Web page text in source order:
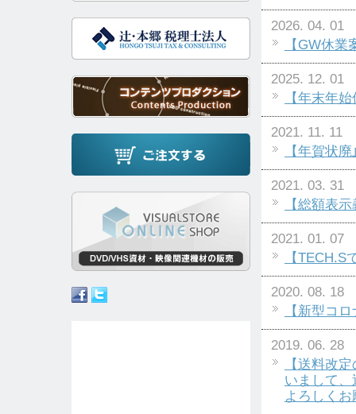
2026. 04. 01
【GW休業
2025. 12. 01
【年末年
2021. 11. 11
【年賀状
2021. 03. 31
【総額表
2021. 01. 07
【
2020. 08. 18
【新型コ
2019. 06. 28
【送料改
いまして
よろしく